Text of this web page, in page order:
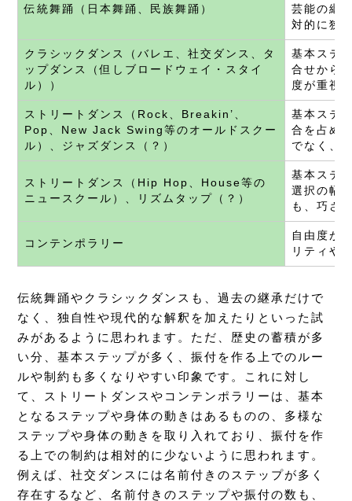
伝統舞踊（日本舞踊、民族舞踊）
芸能の継
対的に狭
クラシックダンス（バレエ、社交ダンス、タ
ップダンス（但しブロードウェイ・スタイ
ル））
基本ステ
合せから
度が重視
ストリートダンス（Rock、Breakin’、
Pop、New Jack Swing等のオールドスクー
ル）、ジャズダンス（？）
基本ステ
合を占め
でなく、
ストリートダンス（Hip Hop、House等の
ニュースクール）、リズムタップ（？）
基本ステ
選択の幅
も、巧さ
コンテンポラリー
自由度が
リティや
伝統舞踊やクラシックダンスも、過去の継承だけで
なく、独自性や現代的な解釈を加えたりといった試
みがあるように思われます。ただ、歴史の蓄積が多
い分、基本ステップが多く、振付を作る上でのルー
ルや制約も多くなりやすい印象です。これに対し
て、ストリートダンスやコンテンポラリーは、基本
となるステップや身体の動きはあるものの、多様な
ステップや身体の動きを取り入れており、振付を作
る上での制約は相対的に少ないように思われます。
例えば、社交ダンスには名前付きのステップが多く
存在するなど、名前付きのステップや振付の数も、